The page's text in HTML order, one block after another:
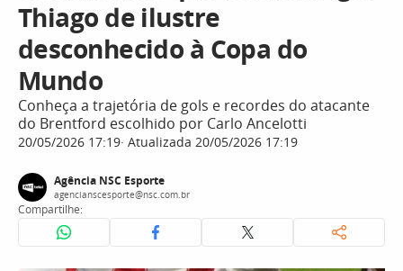
Thiago de ilustre
desconhecido à Copa do
Mundo
Conheça a trajetória de gols e recordes do atacante
do Brentford escolhido por Carlo Ancelotti
20/05/2026 17:19 Atualizada 20/05/2026 17:19
Agência NSC Esporte
agencianscesporte@nsc.com.br
Compartilhe: